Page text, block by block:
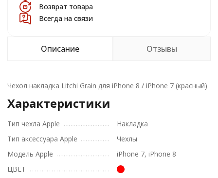
Возврат товара
Всегда на связи
Описание Отзывы
Чехол накладка Litchi Grain для iPhone 8 / iPhone 7 (красный)
Характеристики
Тип чехла Apple
Накладка
Тип аксессуара Apple
Чехлы
Модель Apple
iPhone 7, iPhone 8
ЦВЕТ